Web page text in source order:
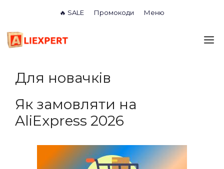
вмісту
🔥 SALE Промокоди Меню
Для новачків
Як замовляти на
AliExpress 2026